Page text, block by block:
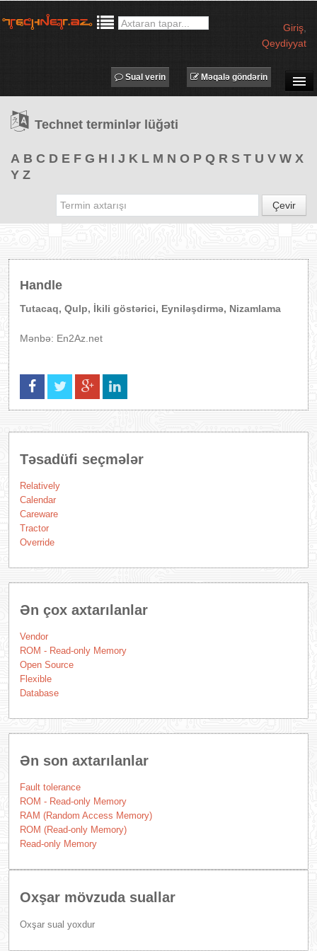
Giriş
Qeydiyyat
TƏDBİRLƏR
PROQRAMLAR
Məqalə göndərin
Sual verin
Technet terminlər lüğəti
A B C D E F G H I J K L M N O P Q R S T U V W X
Y Z
Çevir
Handle
Tutacaq, Qulp, İkili göstərici, Eyniləşdirmə, Nizamlama
Mənbə: En2Az.net
Təsadüfi seçmələr
Relatively
Calendar
Careware
Tractor
Override
Ən çox axtarılanlar
Vendor
ROM - Read-only Memory
Open Source
Flexible
Database
Ən son axtarılanlar
Fault tolerance
ROM - Read-only Memory
RAM (Random Access Memory)
ROM (Read-only Memory)
Read-only Memory
Oxşar mövzuda suallar
Oxşar sual yoxdur